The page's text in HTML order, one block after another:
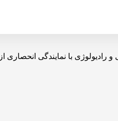
و رادیولوژی با نمایندگی